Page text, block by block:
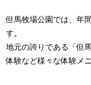
但馬牧場公園では、年
す。
地元の誇りである「但
体験など様々な体験メ